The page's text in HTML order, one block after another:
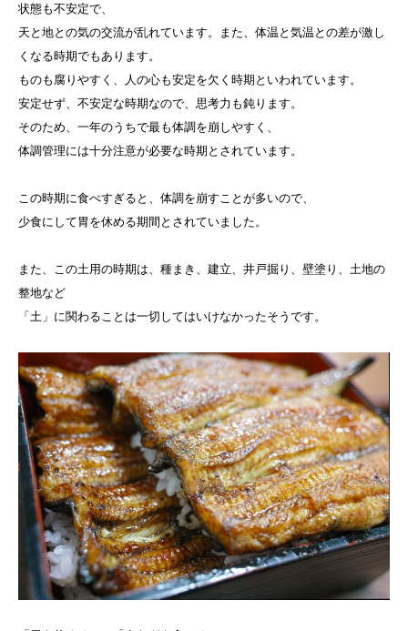
状態も不安定で、
天と地との気の交流が乱れています。また、体温と気温との差が激し
くなる時期でもあります。
ものも腐りやすく、人の心も安定を欠く時期といわれています。
安定せず、不安定な時期なので、思考力も鈍ります。
そのため、一年のうちで最も体調を崩しやすく、
体調管理には十分注意が必要な時期とされています。
この時期に食べすぎると、体調を崩すことが多いので、
少食にして胃を休める期間とされていました。
また、この土用の時期は、種まき、建立、井戸掘り、壁塗り、土地の
整地など
「土」に関わることは一切してはいけなかったそうです。